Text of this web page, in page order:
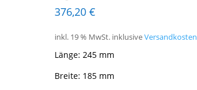
376,20 €
inkl. 19 % MwSt. inklusiveVersandkosten
Länge: 245 mm
Breite: 185 mm